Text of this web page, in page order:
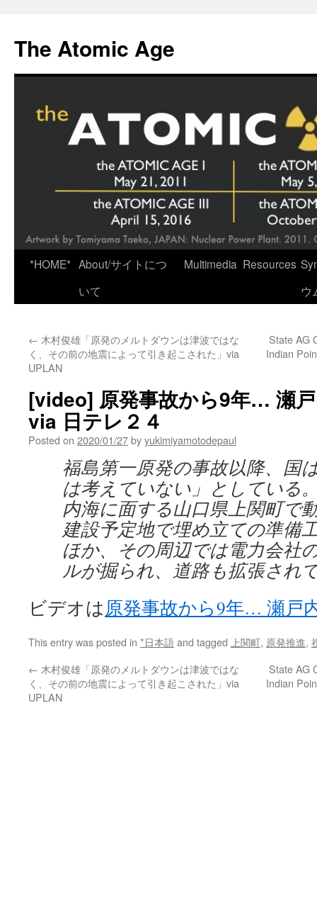
content
The Atomic Age
*HOME* About/サイトにつ
いて
Multimedia Resources
ウ
← 木村俊雄「原発のメルトダウンは津波ではな
く、その前の地震によって引き起こされた」via
UPLAN
State AG
Indian
[video] 原発事故から9年… 瀬
via 日テレ２４
Posted on 2020/01/27byyukimiyamotodepaul
福島第一原発の事故以降、国
は考えていない」としている
内海に面する山口県上関町で
建設予定地で埋め立ての準備
ほか、その周辺では電力会社
ルが掘られ、道路も拡張され
ビデオは原発事故から9年… 瀬戸
This entry was posted in *日本語and tagged 上関町, 原発推進,
← 木村俊雄「原発のメルトダウンは津波ではな
く、その前の地震によって引き起こされた」via
UPLAN
State AG
Indian